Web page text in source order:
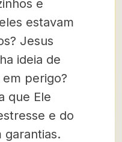
e
estavam
Jesus
ideia de
perigo?
que Ele
e do
garantias.